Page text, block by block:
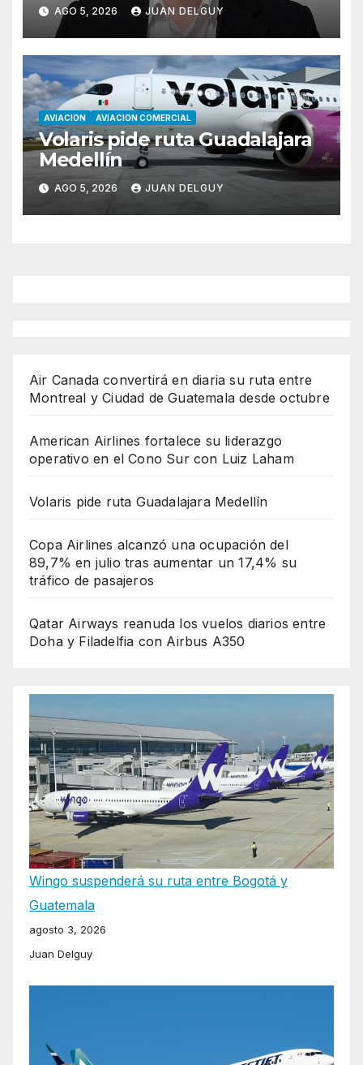
AGO 5, 2026 JUAN DELGUY
AVIACION AVIACION COMERCIAL
Volaris pide ruta Guadalajara
Medellín
AGO 5, 2026 JUAN DELGUY
Air Canada convertirá en diaria su ruta entre
Montreal y Ciudad de Guatemala desde octubre
American Airlines fortalece su liderazgo
operativo en el Cono Sur con Luiz Laham
Volaris pide ruta Guadalajara Medellín
Copa Airlines alcanzó una ocupación del
89,7% en julio tras aumentar un 17,4% su
tráfico de pasajeros
Qatar Airways reanuda los vuelos diarios entre
Doha y Filadelfia con Airbus A350
Wingo suspenderá su ruta entre Bogotá y
Guatemala
agosto 3, 2026
Juan Delguy